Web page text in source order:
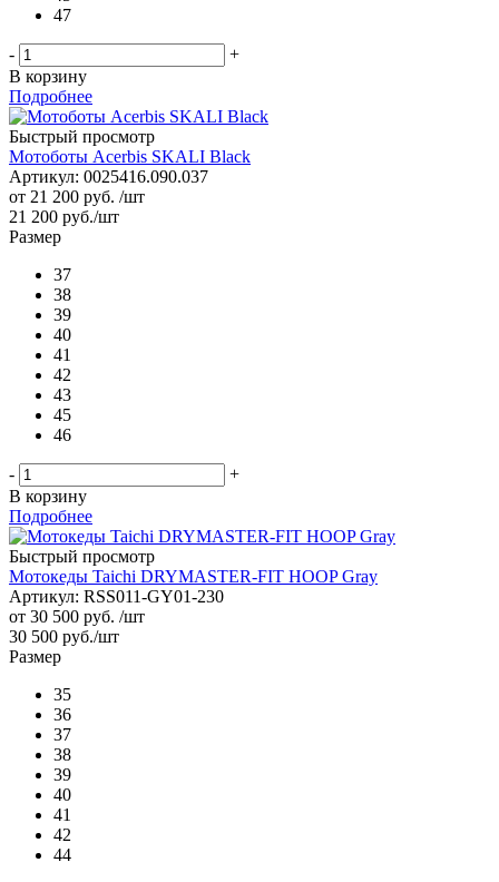
47
-
+
В корзину
Подробнее
Быстрый просмотр
Мотоботы Acerbis SKALI Black
Артикул: 0025416.090.037
от 21 200 руб. /шт
21 200 руб./шт
Размер
37
38
39
40
41
42
43
45
46
-
+
В корзину
Подробнее
Быстрый просмотр
Мотокеды Taichi DRYMASTER-FIT HOOP Gray
Артикул: RSS011-GY01-230
от 30 500 руб. /шт
30 500 руб./шт
Размер
35
36
37
38
39
40
41
42
44